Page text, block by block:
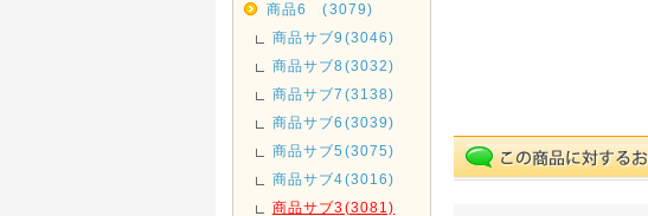
商品6 (3079)
商品サブ9(3046)
商品サブ8(3032)
商品サブ7(3138)
商品サブ6(3039)
商品サブ5(3075)
商品サブ4(3016)
商品サブ3(3081)